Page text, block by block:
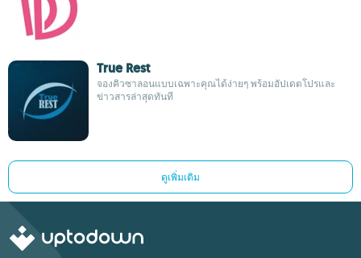
True Rest
จองคิวซาลอนแบบเฉพาะคุณได้ง่ายๆ พร้อมอัปเดตโปรและ
ข่าวสารล่าสุดทันที
ดูเพิ่มเติม